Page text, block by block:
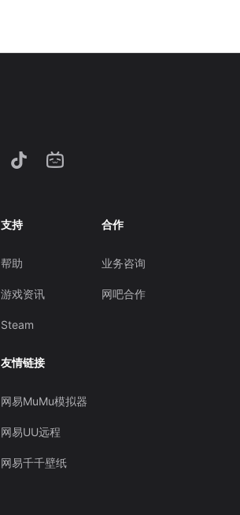
支持
帮助
游戏资讯
Steam
合作
业务咨询
网吧合作
友情链接
网易MuMu模拟器
网易UU远程
网易千千壁纸